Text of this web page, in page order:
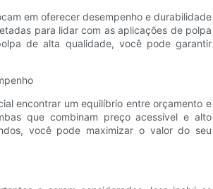
em oferecer desempenho e durabilidade
para lidar com as aplicações de polpa
de alta qualidade, você pode garantir
encontrar um equilíbrio entre orçamento e
que combinam preço acessível e alto
você pode maximizar o valor do seu